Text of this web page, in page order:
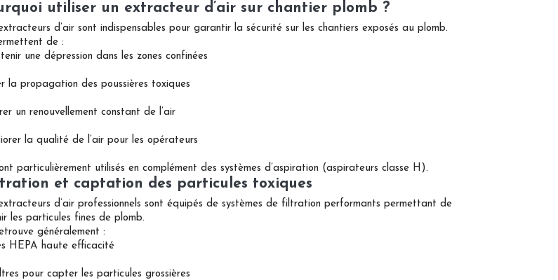
utiliser un extracteur d’air sur chantier plomb ?
d’air sont indispensables pour garantir la sécurité sur les chantiers exposés au plomb.
de :
une dépression dans les zones confinées
la propagation des poussières toxiques
un renouvellement constant de l’air
la qualité de l’air pour les opérateurs
particulièrement utilisés en complément des systèmes d’aspiration (aspirateurs classe H).
et captation des particules toxiques
d’air professionnels sont équipés de systèmes de filtration performants permettant de
les particules fines de plomb.
généralement :
HEPA haute efficacité
pour capter les particules grossières